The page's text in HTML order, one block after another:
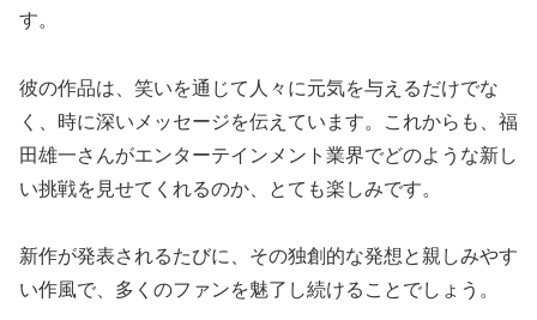
す。
彼の作品は、笑いを通じて人々に元気を与えるだけでな
く、時に深いメッセージを伝えています。これからも、福
田雄一さんがエンターテインメント業界でどのような新し
い挑戦を見せてくれるのか、とても楽しみです。
新作が発表されるたびに、その独創的な発想と親しみやす
い作風で、多くのファンを魅了し続けることでしょう。